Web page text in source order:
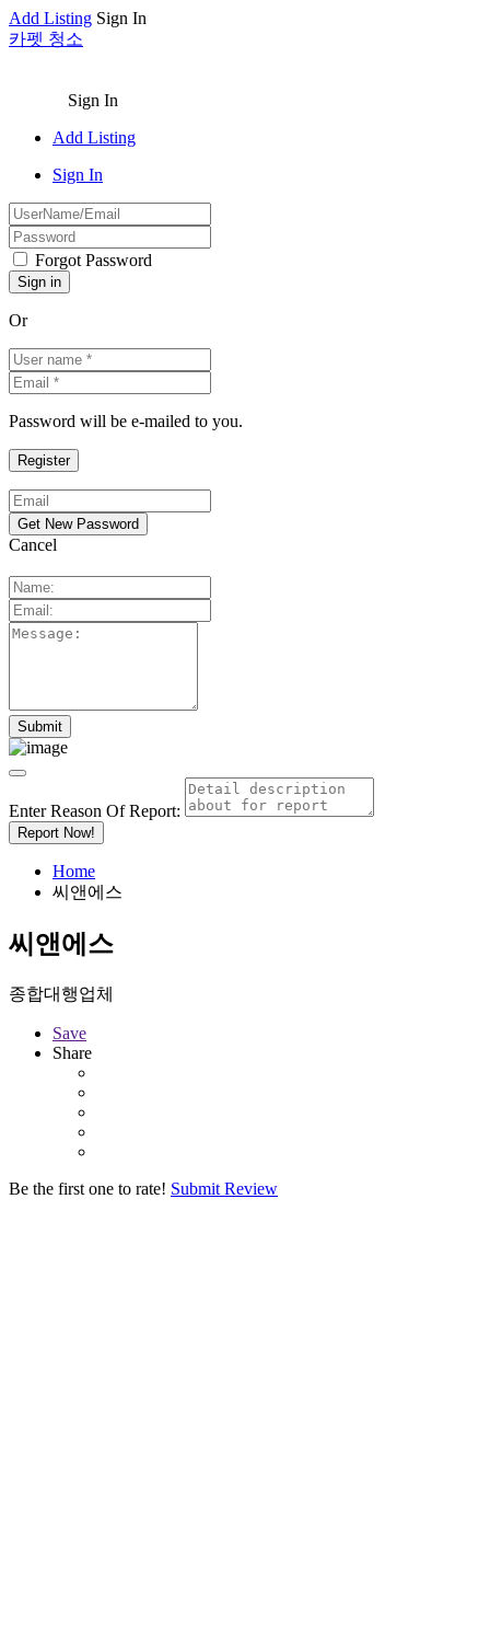
Add Listing Sign In
카펫 청소
Sign In
Add Listing
Sign In
Forgot Password
Or
Password will be e-mailed to you.
Cancel
Enter Reason Of Report:
Report Now!
Home
씨앤에스
씨앤에스
종합대행업체
Save
Share
Be the first one to rate! Submit Review